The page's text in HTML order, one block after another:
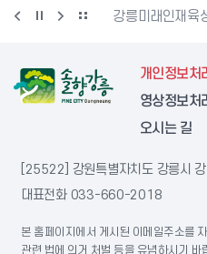
특별자치도청 강릉미래인재육
개인정보처
영상정보처
오시는 길
[25522] 강원특별자치도 강릉시
대표전화 033-660-2018
본 홈페이지에서 게시된 이메일주소를
관련 법에 의거 처벌 등을 유념하시기 바